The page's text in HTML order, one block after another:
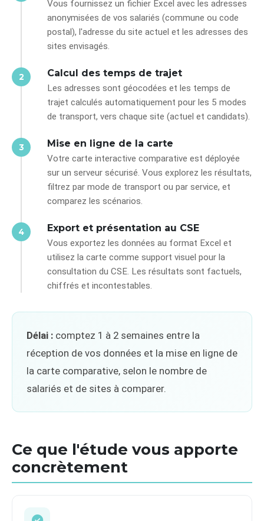
Vous fournissez un fichier Excel avec les adresses
anonymisées de vos salariés (commune ou code
postal), l'adresse du site actuel et les adresses des
sites envisagés.
2 Calcul des temps de trajet
Les adresses sont géocodées et les temps de
trajet calculés automatiquement pour les 5 modes
de transport, vers chaque site (actuel et candidats).
3 Mise en ligne de la carte
Votre carte interactive comparative est déployée
sur un serveur sécurisé. Vous explorez les résultats,
filtrez par mode de transport ou par service, et
comparez les scénarios.
4 Export et présentation au CSE
Vous exportez les données au format Excel et
utilisez la carte comme support visuel pour la
consultation du CSE. Les résultats sont factuels,
chiffrés et incontestables.
Délai : comptez 1 à 2 semaines entre la
réception de vos données et la mise en ligne de
la carte comparative, selon le nombre de
salariés et de sites à comparer.
Ce que l'étude vous apporte
concrètement